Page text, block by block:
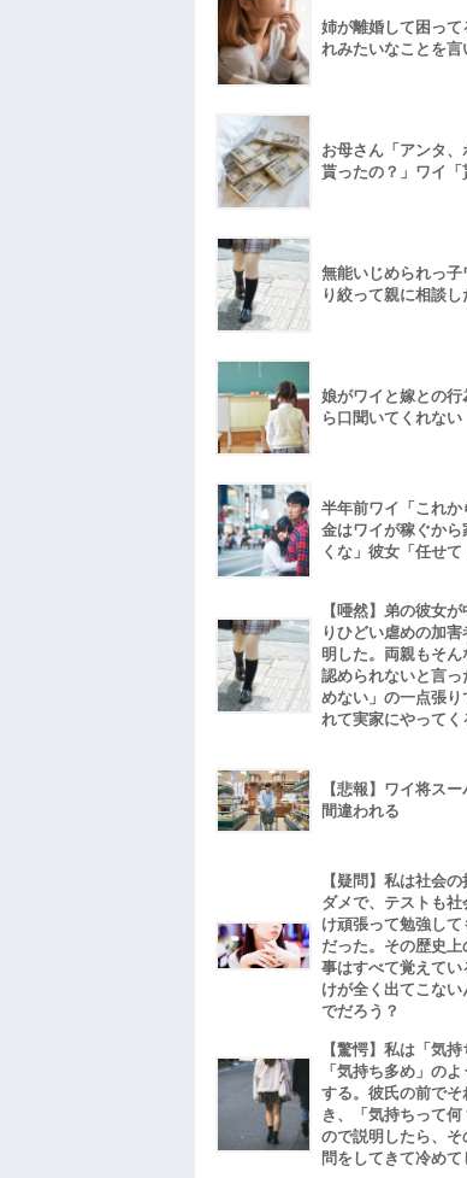
姉が離婚して困って
れみたいなことを言
お母さん「アンタ、
貰ったの？」ワイ「
無能いじめられっ
り絞って親に相談
娘がワイと嫁との
ら口聞いてくれない
半年前ワイ「これか
金はワイが稼ぐから
くな」彼女「任せて
【唖然】弟の彼女
りひどい虐めの加害
明した。両親もそ
認められないと言
めない」の一点張
れて実家にやって
【悲報】ワイ将ス
間違われる
【疑問】私は社会
ダメで、テストも
け頑張って勉強して
だった。その歴史上
事はすべて覚えて
けが全く出てこな
でだろう？
【驚愕】私は「気
「気持ち多め」の
する。彼氏の前でそ
き、「気持ちって
ので説明したら、
問をしてきて冷めて